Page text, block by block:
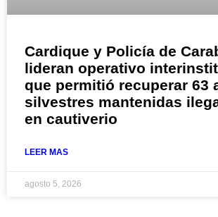
Cardique y Policía de
lideran operativo
que permitió recuperar 63
silvestres mantenidas
en cautiverio
LEER MAS
agosto 5, 2026